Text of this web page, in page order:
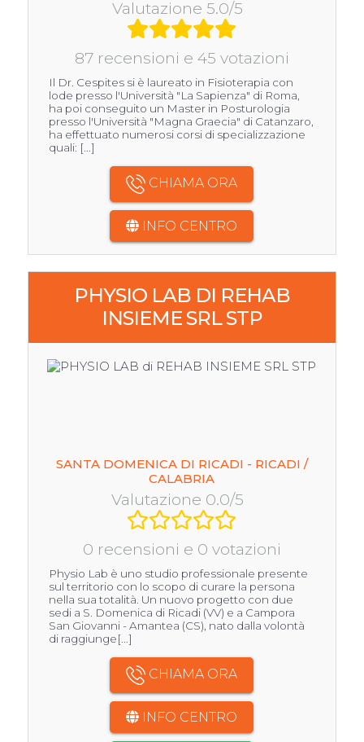
Valutazione 5.0/5
87 recensioni e 45 votazioni
Il Dr. Cespites si è laureato in Fisioterapia con
lode presso l'Università "La Sapienza" di Roma,
ha poi conseguito un Master in Posturologia
presso l'Università "Magna Graecia" di Catanzaro,
ha effettuato numerosi corsi di specializzazione
quali: [...]
CHIAMA ORA
INFO CENTRO
PHYSIO LAB DI REHAB
INSIEME SRL STP
SANTA DOMENICA DI RICADI - RICADI /
CALABRIA
Valutazione 0.0/5
0 recensioni e 0 votazioni
Physio Lab è uno studio professionale presente
sul territorio con lo scopo di curare la persona
nella sua totalità. Un nuovo progetto con due
sedi a S. Domenica di Ricadi (VV) e a Campora
San Giovanni - Amantea (CS), nato dalla volontà
di raggiunge[...]
CHIAMA ORA
INFO CENTRO